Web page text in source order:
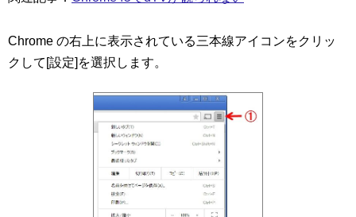
Chrome の右上に表示されている三本線アイコンをクリッ
クして[設定]を選択します。